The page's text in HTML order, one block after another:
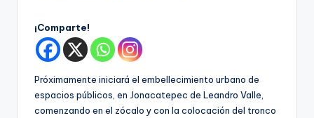
¡Comparte!
Próximamente iniciará el embellecimiento urbano de
espacios públicos, en Jonacatepec de Leandro Valle,
comenzando en el zócalo y con la colocación del tronco